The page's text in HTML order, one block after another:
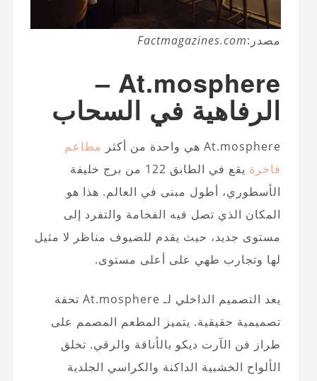
مصدر:Factmagazines.com
At.mosphere –
الرفاهية في السحاب
At.mosphere هي واحدة من أكثر
مطاعم
فاخرة
يقع في الطابق 122 من برج خليفة
الأسطوري، أطول مبنى في العالم. هذا هو
المكان الذي تصل فيه الفخامة والتفرد إلى
مستوى جديد، حيث يقدم للضيوف مناظر لا مثيل
لها وتجارب طهي على أعلى مستوى.
يعد التصميم الداخلي لـ At.mosphere تحفة
تصميمية حقيقية. يتميز المطعم المصمم على
طراز فن الآرت ديكو بالأناقة والرقي. تخلق
الألواح الخشبية الداكنة والكراسي الجلدية